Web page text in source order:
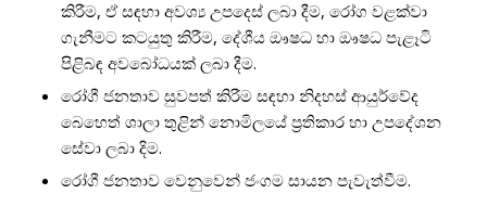
කිරීම, ඒ සඳහා අවශ්‍ය උපදෙස් ලබා දීම, රෝග වළක්වා
ගැනීමට කටයුතු කිරීම, දේශීය ඖෂධ හා ඖෂධ පැළෑටි
පිළිබඳ අවබෝධයක් ලබා දීම.
රෝගී ජනතාව සුවපත් කිරීම සඳහා නිදහස් ආයුර්වේද
බෙහෙත් ශාලා තුළින් නොමිලයේ ප්‍රතිකාර හා උපදේශන
සේවා ලබා දිම.
රෝගී ජනතාව වෙනුවෙන් ජංගම සායන පැවැත්වීම.